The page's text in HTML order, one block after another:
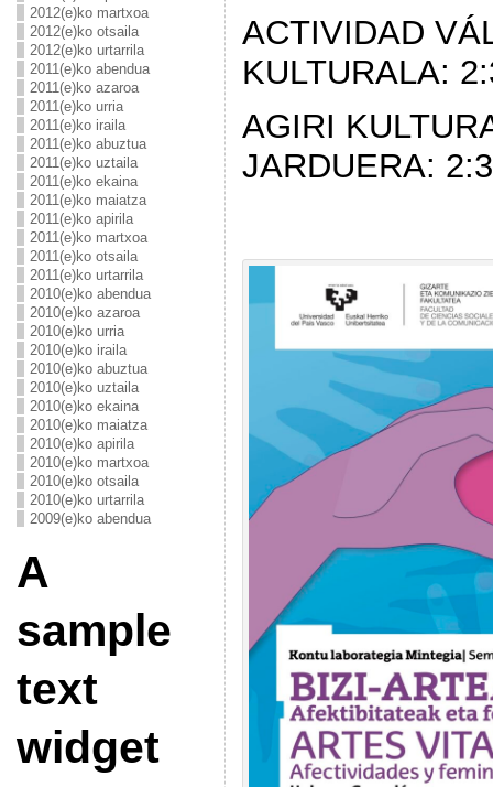
2012(e)ko martxoa
2012(e)ko otsaila
2012(e)ko urtarrila
2011(e)ko abendua
2011(e)ko azaroa
2011(e)ko urria
2011(e)ko iraila
2011(e)ko abuztua
2011(e)ko uztaila
2011(e)ko ekaina
2011(e)ko maiatza
2011(e)ko apirila
2011(e)ko martxoa
2011(e)ko otsaila
2011(e)ko urtarrila
2010(e)ko abendua
2010(e)ko azaroa
2010(e)ko urria
2010(e)ko iraila
2010(e)ko abuztua
2010(e)ko uztaila
2010(e)ko ekaina
2010(e)ko maiatza
2010(e)ko apirila
2010(e)ko martxoa
2010(e)ko otsaila
2010(e)ko urtarrila
2009(e)ko abendua
A
sample
text
widget
ACTIVIDAD
KULTURALA:
AGIRI
JARDUERA: